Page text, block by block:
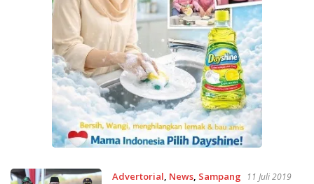
Advertorial, News, Sampang 11 Juli 2019